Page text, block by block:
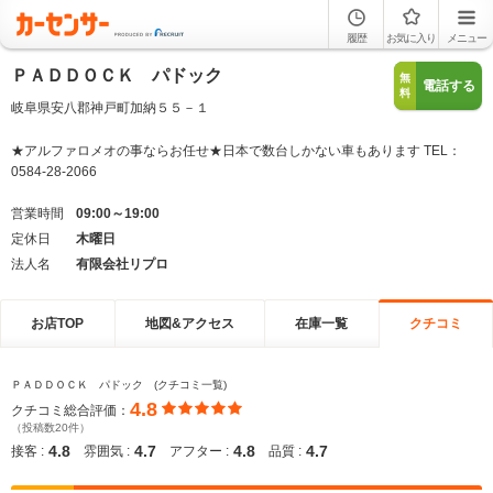
履歴 お気に入り メニュー
ＰＡＤＤＯＣＫ パドック
岐阜県安八郡神戸町加納５５－１
無
料
電話する
★アルファロメオの事ならお任せ★日本で数台しかない車もあります TEL：
0584-28-2066
営業時間
09:00～19:00
定休日
木曜日
法人名
有限会社リプロ
お店TOP 地図&アクセス 在庫一覧 クチコミ
ＰＡＤＤＯＣＫ パドック (クチコミ一覧)
クチコミ総合評価： 4.8
（投稿数20件）
接客 : 4.8 雰囲気 : 4.7 アフター : 4.8 品質 : 4.7